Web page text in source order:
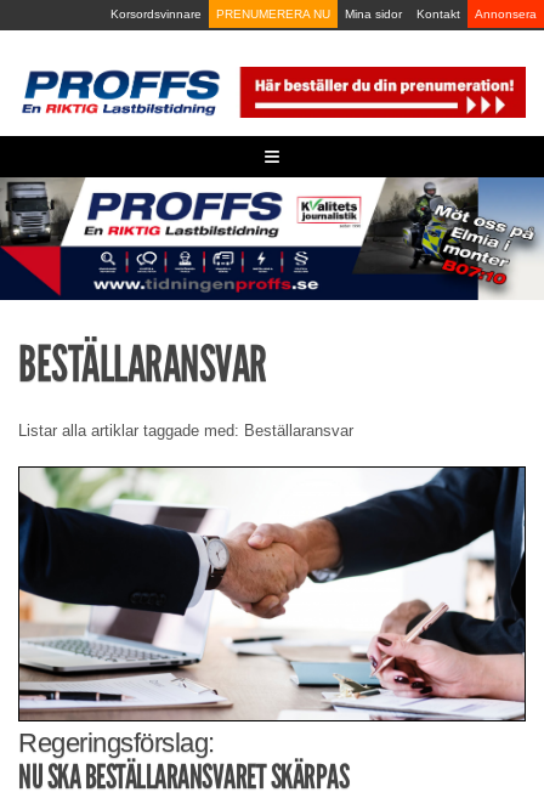
to
Korsordsvinnare PRENUMERERA NU Mina sidor Kontakt Annonsera
≡
BESTÄLLARANSVAR
Listar alla artiklar taggade med: Beställaransvar
Regeringsförslag:
NU SKA BESTÄLLARANSVARET SKÄRPAS